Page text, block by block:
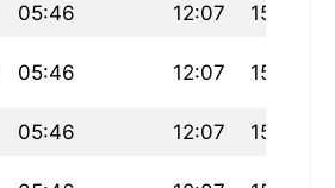
05:46 12:07 15:05
05:46 12:07 15:05
05:46 12:07 15:06